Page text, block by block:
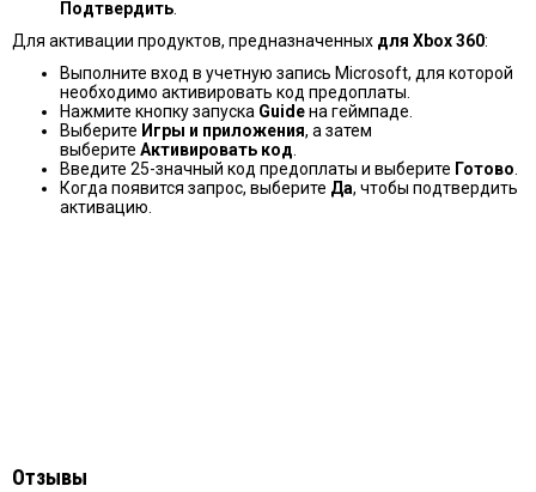
Подтвердить
Для активации продуктов, предназначенных для Xbox 360:
Выполните вход в учетную запись Microsoft, для которой
необходимо активировать код предоплаты.
Нажмите кнопку запуска Guideна геймпаде.
Выберите Игры и приложения, а затем
выберите Активировать код
Введите 25-значный код предоплаты и выберите Готово
Когда появится запрос, выберите Да, чтобы подтвердить
активацию.
Отзывы